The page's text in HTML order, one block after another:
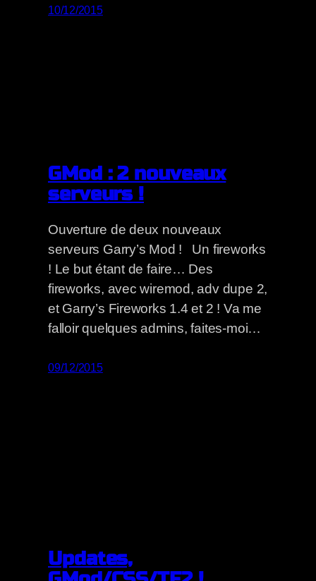
10/12/2015
GMod : 2 nouveaux
serveurs !
Ouverture de deux nouveaux
serveurs Garry’s Mod ! Un fireworks
! Le but étant de faire… Des
fireworks, avec wiremod, adv dupe 2,
et Garry’s Fireworks 1.4 et 2 ! Va me
falloir quelques admins, faites-moi…
09/12/2015
Updates,